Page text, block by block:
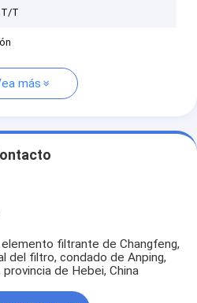
T/T
más
filtrante de Changfeng,
del filtro, condado de Anping,
de Hebei, China